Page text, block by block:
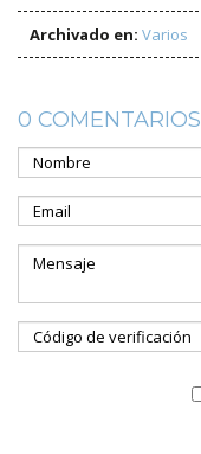
Archivado en: Varios
0 COMENTARIOS